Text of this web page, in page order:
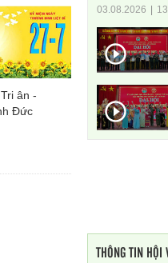
ân -
Đức
03.08.2026
THÔNG TIN HỘI